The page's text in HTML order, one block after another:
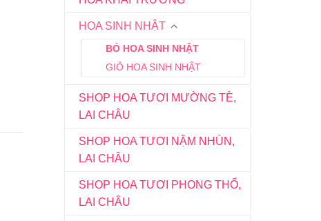
HOA SINH NHẬT
BÓ HOA SINH NHẬT
GIỎ HOA SINH NHẬT
SHOP HOA TƯƠI MƯỜNG TÈ,
LAI CHÂU
SHOP HOA TƯƠI NẬM NHÙN,
LAI CHÂU
SHOP HOA TƯƠI PHONG THỔ,
LAI CHÂU